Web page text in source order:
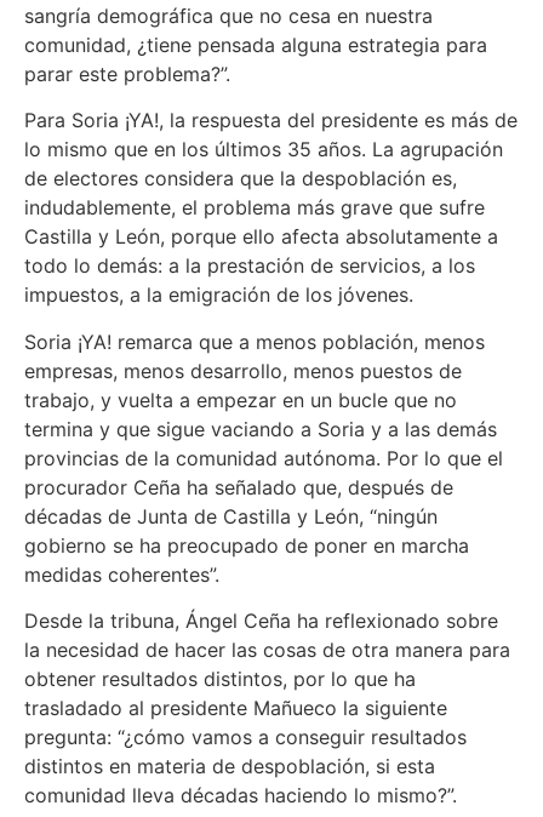
sangría demográfica que no cesa en nuestra
comunidad, ¿tiene pensada alguna estrategia para
parar este problema?”.
Para Soria ¡YA!, la respuesta del presidente es más de
lo mismo que en los últimos 35 años. La agrupación
de electores considera que la despoblación es,
indudablemente, el problema más grave que sufre
Castilla y León, porque ello afecta absolutamente a
todo lo demás: a la prestación de servicios, a los
impuestos, a la emigración de los jóvenes.
Soria ¡YA! remarca que a menos población, menos
empresas, menos desarrollo, menos puestos de
trabajo, y vuelta a empezar en un bucle que no
termina y que sigue vaciando a Soria y a las demás
provincias de la comunidad autónoma. Por lo que el
procurador Ceña ha señalado que, después de
décadas de Junta de Castilla y León, “ningún
gobierno se ha preocupado de poner en marcha
medidas coherentes”.
Desde la tribuna, Ángel Ceña ha reflexionado sobre
la necesidad de hacer las cosas de otra manera para
obtener resultados distintos, por lo que ha
trasladado al presidente Mañueco la siguiente
pregunta: “¿cómo vamos a conseguir resultados
distintos en materia de despoblación, si esta
comunidad lleva décadas haciendo lo mismo?”.